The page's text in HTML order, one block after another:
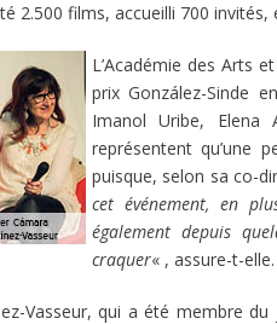
2.500 films, accueilli 700
L’Académie des Arts
prix González-Sinde
Imanol Uribe, Elena
représentent qu’une
puisque, selon sa co-
cet événement, en
également depuis
craquer« , assure-t-elle.
Vasseur, qui a été membre